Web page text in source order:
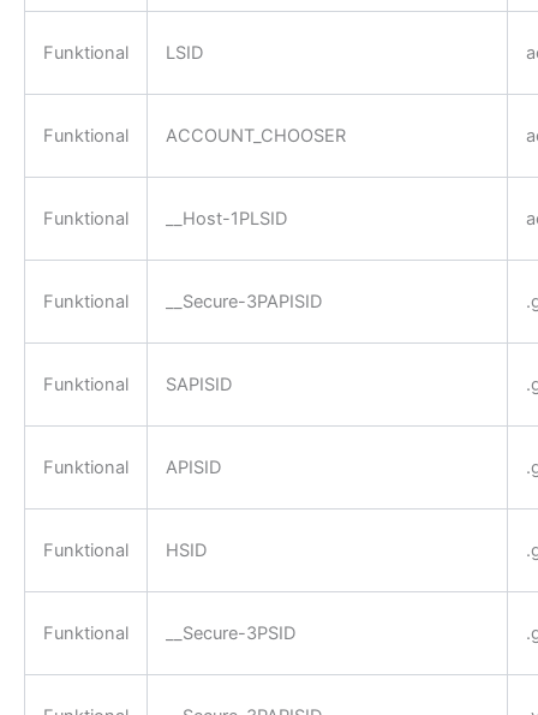
Funktional LSID
Funktional ACCOUNT_CHOOSER
Funktional __Host-1PLSID
Funktional __Secure-3PAPISID
Funktional SAPISID
Funktional APISID
Funktional HSID
Funktional __Secure-3PSID